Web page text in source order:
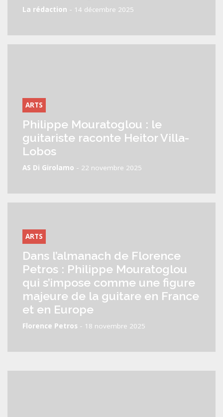
La rédaction - 14 décembre 2025
ARTS
Philippe Mouratoglou : le
guitariste raconte Heitor Villa-
Lobos
AS Di Girolamo - 22 novembre 2025
ARTS
Dans l’almanach de Florence
Petros : Philippe Mouratoglou
qui s’impose comme une figure
majeure de la guitare en France
et en Europe
Florence Petros - 18 novembre 2025